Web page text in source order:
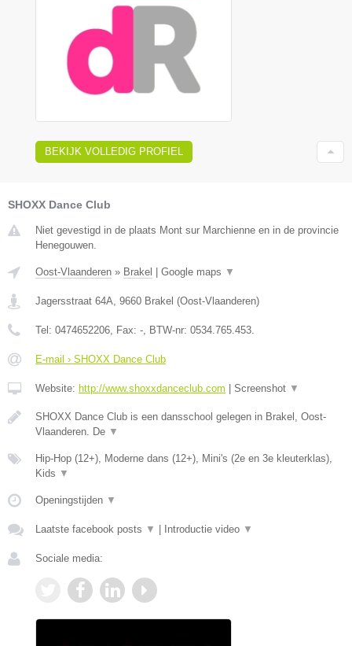
BEKIJK VOLLEDIG PROFIEL
SHOXX Dance Club
Niet gevestigd in de plaats Mont sur Marchienne en in de provincie
Henegouwen.
Oost-Vlaanderen » Brakel | Google maps ▼
Jagersstraat 64A 9660 Brakel (Oost-Vlaanderen)
Tel: 0474652206 , Fax: - , BTW-nr: 0534.765.453.
E-mail › SHOXX Dance Club
Website: http://www.shoxxdanceclub.com | Screenshot ▼
SHOXX Dance Club is een dansschool gelegen in Brakel, Oost-
Vlaanderen. De ▼
Hip-Hop (12+), Moderne dans (12+), Mini's (2e en 3e kleuterklas),
Kids ▼
Openingstijden ▼
Laatste facebook posts ▼ | Introductie video ▼
Sociale media: